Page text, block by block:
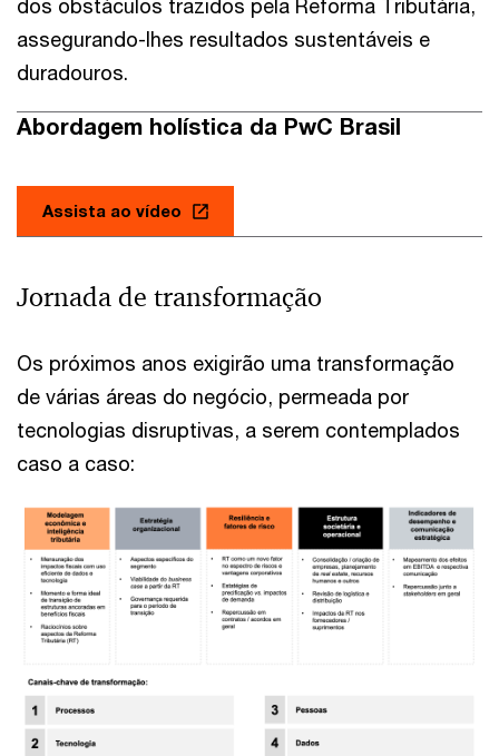
dos obstáculos trazidos pela Reforma Tributária,
assegurando-lhes resultados sustentáveis e
duradouros.
Abordagem holística da PwC Brasil
Assista ao vídeo
Jornada de transformação
Os próximos anos exigirão uma transformação
de várias áreas do negócio, permeada por
tecnologias disruptivas, a serem contemplados
caso a caso: